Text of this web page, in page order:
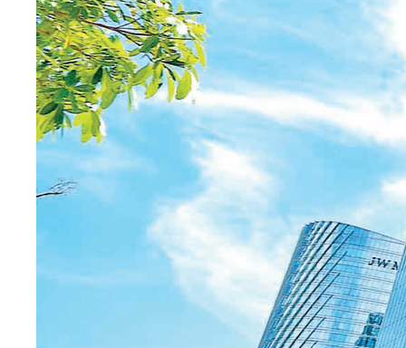
龍、海威思、柏健等從事電子元器件分銷的核心企業成...